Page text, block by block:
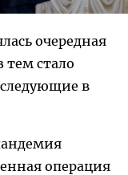
очередная
тем стало
в
операция